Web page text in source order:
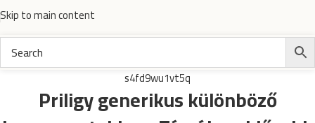
Skip to main content
s4fd9wu1vt5q
Priligy generikus különböző